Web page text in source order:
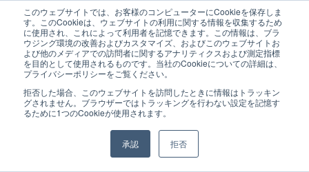
このウェブサイトでは、お客様のコンピューターにCookieを保存しま
す。このCookieは、ウェブサイトの利用に関する情報を収集するため
に使用され、これによって利用者を記憶できます。この情報は、ブラ
ウジング環境の改善およびカスタマイズ、およびこのウェブサイトお
よび他のメディアでの訪問者に関するアナリティクスおよび測定指標
を目的として使用されるものです。当社のCookieについての詳細は、
プライバシーポリシーをご覧ください。
拒否した場合、このウェブサイトを訪問したときに情報はトラッキン
グされません。ブラウザーではトラッキングを行わない設定を記憶す
るために1つのCookieが使用されます。
承認 拒否
スタッフより
どんな先生が合う…？